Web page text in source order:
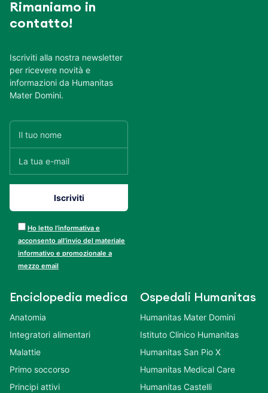
Rimaniamo in
contatto!
Iscriviti alla nostra newsletter
per ricevere novità e
informazioni da Humanitas
Mater Domini.
Ho letto l’informativa e
acconsento all’invio del materiale
informativo e promozionale a
mezzo email
Enciclopedia medica
Anatomia
Integratori alimentari
Malattie
Primo soccorso
Principi attivi
Ospedali Humanitas
Humanitas Mater Domini
Istituto Clinico Humanitas
Humanitas San Pio X
Humanitas Medical Care
Humanitas Castelli